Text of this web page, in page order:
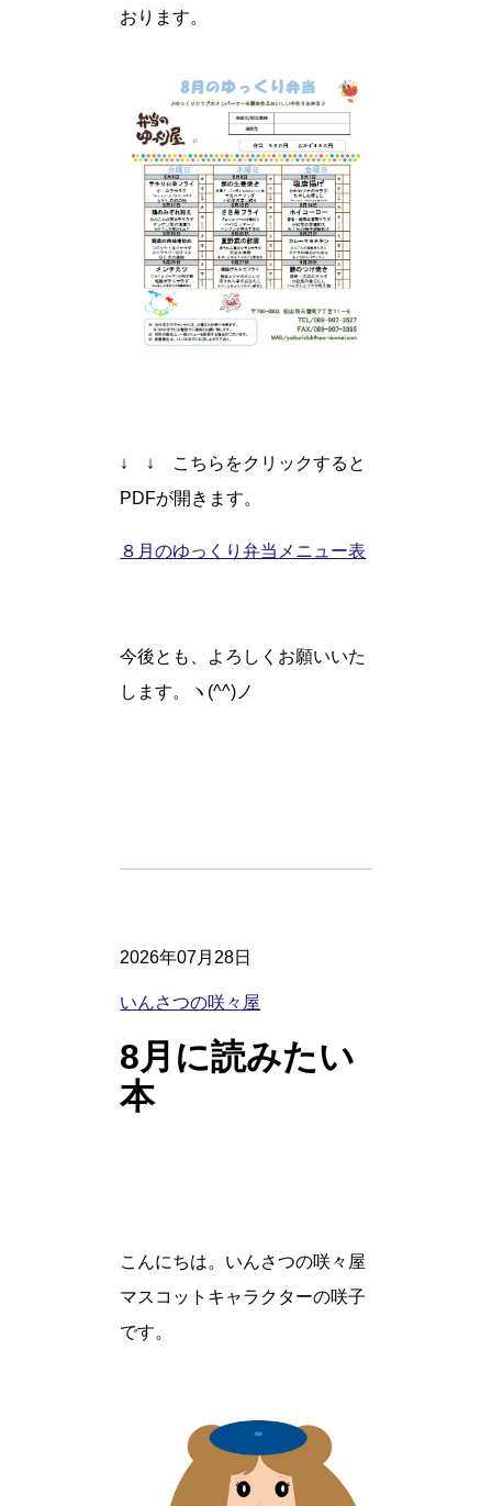
おります。
↓ ↓ こちらをクリックすると
PDFが開きます。
８月のゆっくり弁当メニュー表
今後とも、よろしくお願いいた
します。ヽ(^^)ノ
2026年07月28日
いんさつの咲々屋
8月に読みたい
本
こんにちは。いんさつの咲々屋
マスコットキャラクターの咲子
です。